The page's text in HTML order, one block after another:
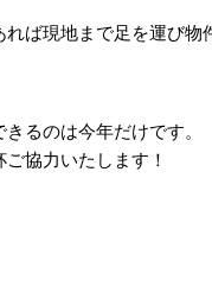
ば現地まで足を運び物
るのは今年だけです。
協力いたします！